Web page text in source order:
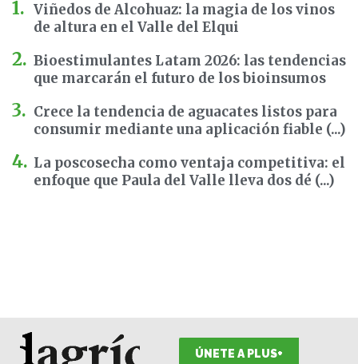
Viñedos de Alcohuaz: la magia de los vinos
de altura en el Valle del Elqui
Bioestimulantes Latam 2026: las tendencias
que marcarán el futuro de los bioinsumos
Crece la tendencia de aguacates listos para
consumir mediante una aplicación fiable (...)
La poscosecha como ventaja competitiva: el
enfoque que Paula del Valle lleva dos dé (...)
ÚNETE A PLUS+